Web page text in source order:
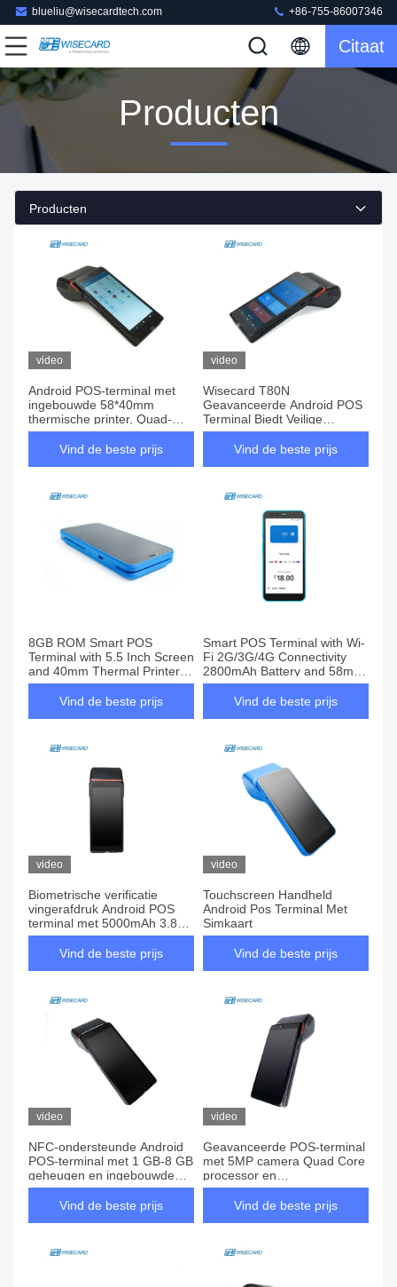
blueliu@wisecardtech.com +86-755-86007346
Citaat
Producten
Producten
video
Android POS-terminal met
ingebouwde 58*40mm
thermische printer, Quad-
core processor en EMV-
technologie voor veilige
Vind de beste prijs
video
Wisecard T80N
Geavanceerde Android POS
Terminal Biedt Veilige
Betalingsverwerking en
Uitgebreide Rapportage ter
Vind de beste prijs
8GB ROM Smart POS
Terminal with 5.5 Inch Screen
and 40mm Thermal Printer
for Efficient Transactions
Vind de beste prijs
Smart POS Terminal with Wi-
Fi 2G/3G/4G Connectivity
2800mAh Battery and 58mm
Thermal Printer
Vind de beste prijs
video
Biometrische verificatie
vingerafdruk Android POS
terminal met 5000mAh 3.8V
lithium-ion batterij en NFC
Vind de beste prijs
video
Touchscreen Handheld
Android Pos Terminal Met
Simkaart
Vind de beste prijs
video
NFC-ondersteunde Android
POS-terminal met 1 GB-8 GB
geheugen en ingebouwde
thermische printer van 58 *
40 mmVind de beste prijs
video
Geavanceerde POS-terminal
met 5MP camera Quad Core
processor en
gebruikersvriendelijk
touchscreen
Vind de beste prijs